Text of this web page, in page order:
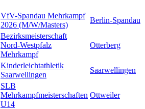
VfV-Spandau Mehrkampf
2026 (M/W/Masters)
Berlin-Spandau
Bezirksmeisterschaft
Nord-Westpfalz
Mehrkampf
Otterberg
Kinderleichtathletik
Saarwellingen
Saarwellingen
SLB
Mehrkampfmeisterschaften
U14
Ottweiler